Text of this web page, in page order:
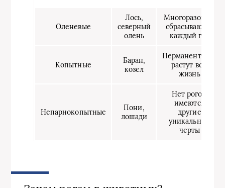
Оленевые
Лось,
северный
олень
Многоразовые,
сбрасываются
каждый год
Копытные
Баран,
козел
Перманентные,
растут всю
жизнь
Непарнокопытные
Пони,
лошади
Нет рогов,
имеются
другие
уникальные
черты